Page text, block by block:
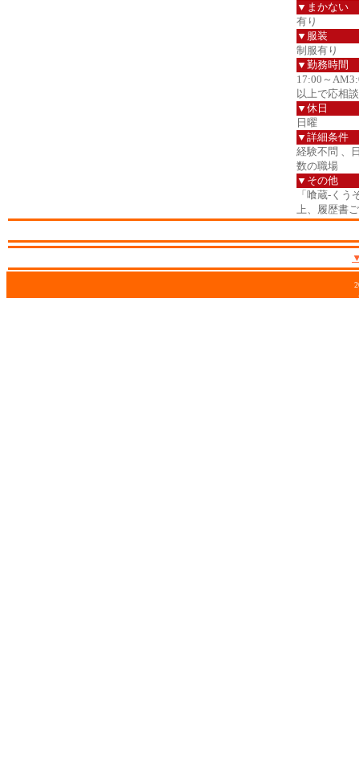
▼まかない
有り
▼服装
制服有り
▼勤務時間
17:00～
以上で応相談
▼休日
日曜
▼詳細条件
経験不問 、
数の職場
▼その他
「喰蔵-くう
上、履歴書